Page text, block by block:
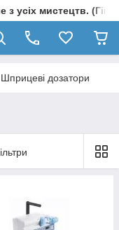
усіх мистецтв.
Шприцеві дозатори